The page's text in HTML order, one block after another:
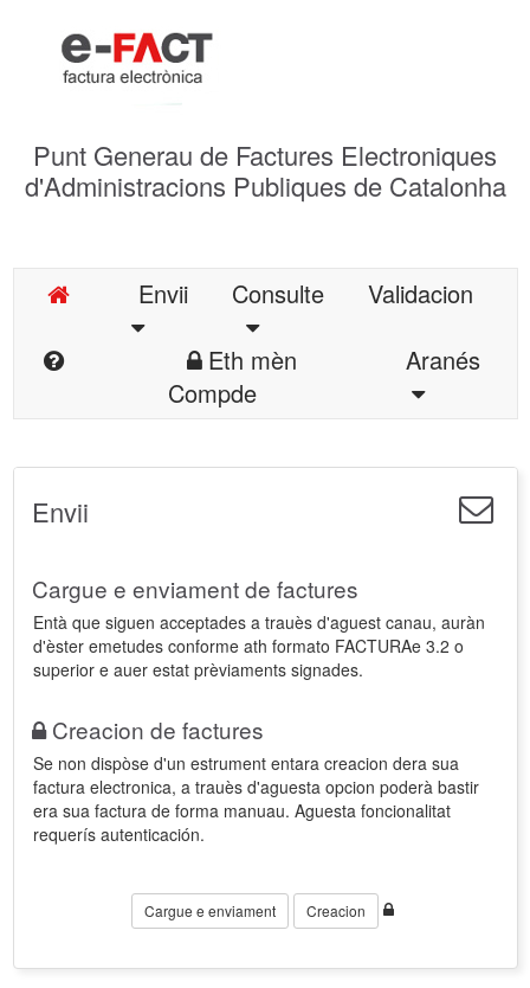
Punt Generau de Factures Electroniques
d'Administracions Publiques de Catalonha
Envii Consulte
Validacion
Eth mèn
Compde
Aranés
Envii
Cargue e enviament de factures
Entà que siguen acceptades a trauès d'aguest canau, auràn
d'èster emetudes conforme ath formato FACTURAe 3.2 o
superior e auer estat prèviaments signades.
Creacion de factures
Se non dispòse d'un estrument entara creacion dera sua
factura electronica, a trauès d'aguesta opcion poderà bastir
era sua factura de forma manuau. Aguesta foncionalitat
requerís autenticación.
Cargue e enviament Creacion